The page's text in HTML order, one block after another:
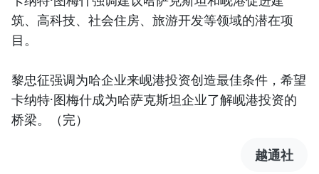
筑、高科技、社会住房、旅游开发等领域的潜在项
目。
黎忠征强调为哈企业来岘港投资创造最佳条件，希望
卡纳特·图梅什成为哈萨克斯坦企业了解岘港投资的
桥梁。（完）
越通社